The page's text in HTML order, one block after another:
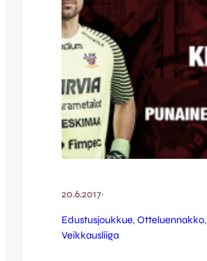
20.6.2017·
Edustusjoukkue, Otteluennakko,
Veikkausliiga